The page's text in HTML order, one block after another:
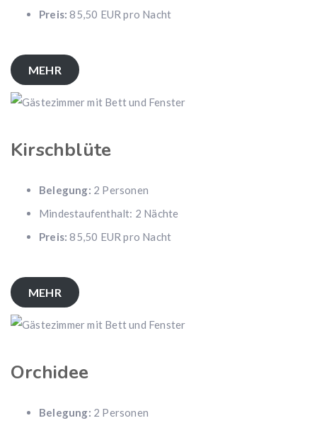
Preis: 85,50 EUR pro Nacht
MEHR
Kirschblüte
Belegung: 2 Personen
Mindestaufenthalt: 2 Nächte
Preis: 85,50 EUR pro Nacht
MEHR
Orchidee
Belegung: 2 Personen